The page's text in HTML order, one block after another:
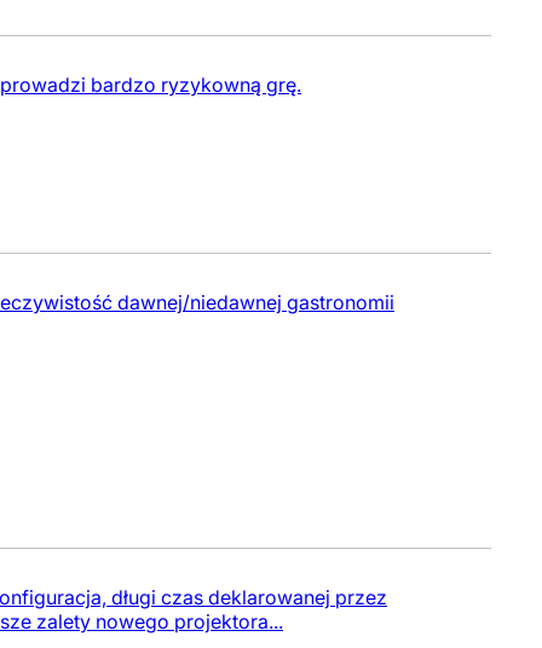
bardzo ryzykowną grę.
dawnej/niedawnej gastronomii
długi czas deklarowanej przez
zalety nowego projektora...